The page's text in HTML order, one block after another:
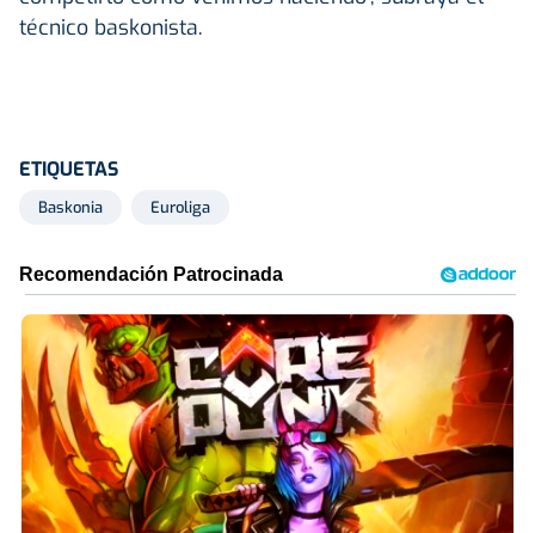
técnico baskonista.
ETIQUETAS
Baskonia Euroliga